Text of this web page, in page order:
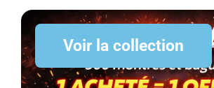
Voir la collection